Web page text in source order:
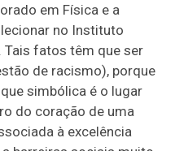
em Física e a
no Instituto
Tais fatos têm que ser
de racismo), porque
simbólica é o lugar
do coração de uma
à excelência